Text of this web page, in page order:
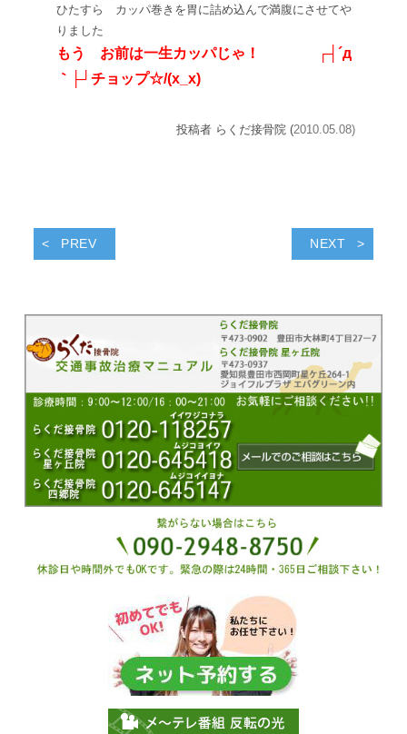
ひたすら カッパ巻きを胃に詰め込んで満腹にさせてや
りました
もう お前は一生カッパじゃ！ ┌┤´д
｀├┘チョップ☆/(x_x)
投稿者 らくだ接骨院 (2010.05.08)
PREV NEXT